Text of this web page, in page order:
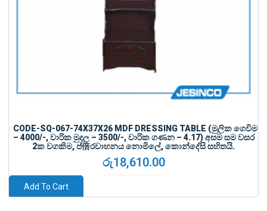
CODE-SQ-067-74X37X26 MDF DRESSING TABLE (මුලික ගෙවිම
– 4000/-, වාරික මුදල – 3500/-, වාරික ගණන – 4.17) අසම සම වසර
2ක වගකිම, ප්倍රවාහනය නොමිලේ, කොන්දේසි සහිතයි.
රු18,610.00
Add To Cart